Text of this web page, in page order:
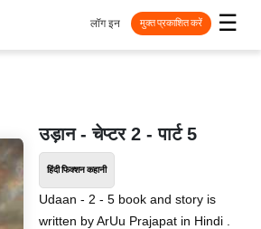
☰
लॉग इन मुक्त प्रकाशित करें
उड़ान - चेप्टर 2 - पार्ट 5
हिंदी फिक्शन कहानी
Udaan - 2 - 5 book and story is
written by ArUu Prajapat in Hindi .